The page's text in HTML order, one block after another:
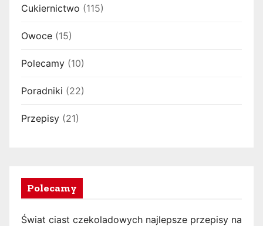
e
w
p
i
ó
Cukiernictwo (115)
Owoce (15)
Polecamy (10)
Poradniki (22)
Przepisy (21)
Polecamy
Świat ciast czekoladowych najlepsze przepisy na